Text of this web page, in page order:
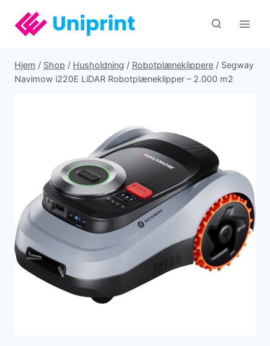
indhold
Hjem / Shop / Husholdning / Robotplæneklippere / Segway
Navimow i220E LiDAR Robotplæneklipper – 2.000 m2